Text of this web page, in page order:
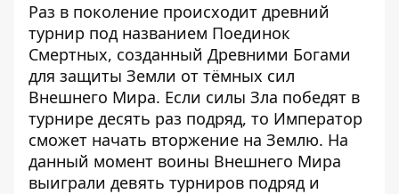
Раз в поколение происходит древний
турнир под названием Поединок
Смертных, созданный Древними Богами
для защиты Земли от тёмных сил
Внешнего Мира. Если силы Зла победят в
турнире десять раз подряд, то Император
сможет начать вторжение на Землю. На
данный момент воины Внешнего Мира
выиграли девять турниров подряд и